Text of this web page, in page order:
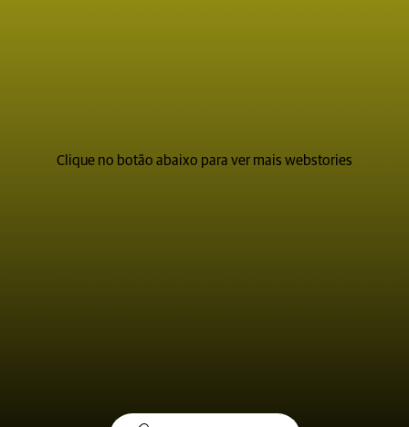
Clique no botão abaixo para ver mais webstories